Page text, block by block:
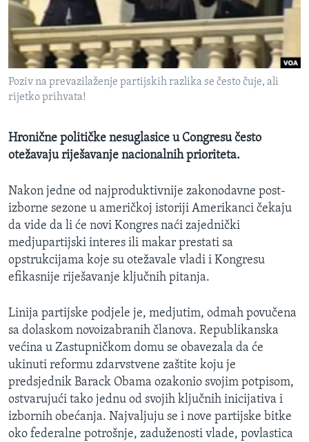
MAGAZIN
O GLASU AMERIKE
Learning English
Poziv na prevazilaženje partijskih razlika se često čuje, ali
rijetko prihvata!
Hronične političke nesuglasice u Congresu često
otežavaju riješavanje nacionalnih prioriteta.
Nakon jedne od najproduktivnije zakonodavne post-
izborne sezone u američkoj istoriji Amerikanci čekaju
da vide da li će novi Kongres naći zajednički
medjupartijski interes ili makar prestati sa
opstrukcijama koje su otežavale vladi i Kongresu
efikasnije riješavanje ključnih pitanja.
Linija partijske podjele je, medjutim, odmah povučena
sa dolaskom novoizabranih članova. Republikanska
većina u Zastupničkom domu se obavezala da će
ukinuti reformu zdarvstvene zaštite koju je
predsjednik Barack Obama ozakonio svojim potpisom,
ostvarujući tako jednu od svojih ključnih inicijativa i
izbornih obećanja. Najvaljuju se i nove partijske bitke
oko federalne potrošnje, zaduženosti vlade, povlastica